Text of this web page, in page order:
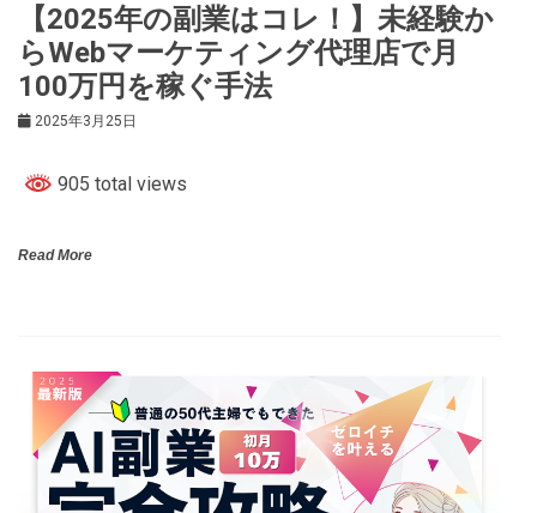
【2025年の副業はコレ！】未経験か
らWebマーケティング代理店で月
100万円を稼ぐ手法
2025年3月25日
905 total views
Read More